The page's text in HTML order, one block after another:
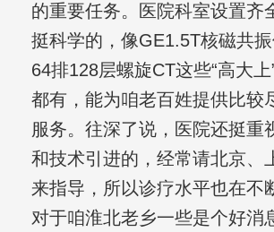
的重要任务。医院科室设置齐
挺科学的，像GE1.5T核磁共
64排128层螺旋CT这些“高大
都有，能为咱老百姓提供比较
服务。往深了说，医院还挺重
和技术引进的，经常请北京、
来指导，所以诊疗水平也在不
对于咱淮北老乡一些是个好消